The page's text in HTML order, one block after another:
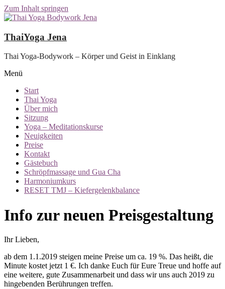
Zum Inhalt springen
ThaiYoga Jena
Thai Yoga-Bodywork – Körper und Geist in Einklang
Menü
Start
Thai Yoga
Über mich
Sitzung
Yoga – Meditationskurse
Neuigkeiten
Preise
Kontakt
Gästebuch
Schröpfmassage und Gua Cha
Harmoniumkurs
RESET TMJ – Kiefergelenkbalance
Info zur neuen Preisgestaltung
Ihr Lieben,
ab dem 1.1.2019 steigen meine Preise um ca. 19 %. Das heißt, die
Minute kostet jetzt 1 €. Ich danke Euch für Eure Treue und hoffe auf
eine weitere, gute Zusammenarbeit und dass wir uns auch 2019 zu
hingebenden Berührungen treffen.